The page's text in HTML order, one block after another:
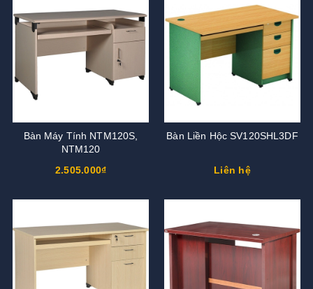
Bàn Máy Tính NTM120S,
NTM120
2.505.000₫
Bàn Liền Hộc SV120SHL3DF
Liên hệ